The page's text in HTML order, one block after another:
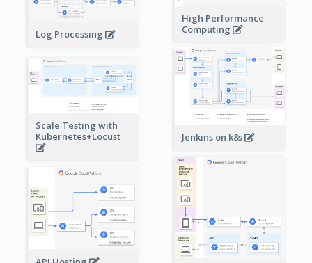
High Performance
Computing
Log Processing
Jenkins on k8s
Scale Testing with
Kubernetes+Locust